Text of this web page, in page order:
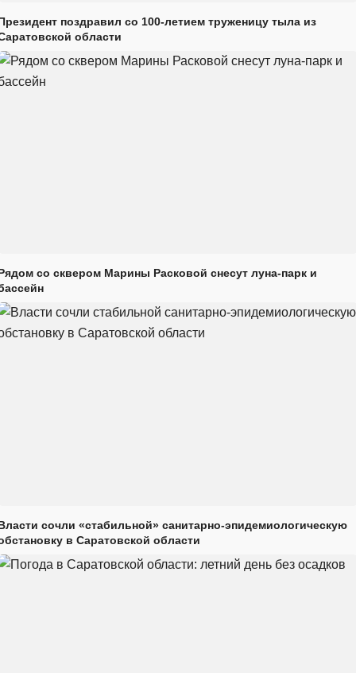
поздравил со 100-летием труженицу тыла из
области
со сквером Марины Расковой снесут луна-парк и
сочли «стабильной» санитарно-эпидемиологическую
в Саратовской области